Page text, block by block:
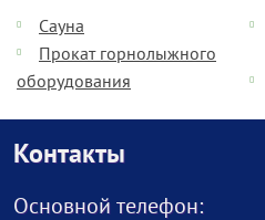
Сауна
Прокат горнолыжного
оборудования
Контакты
Основной телефон: